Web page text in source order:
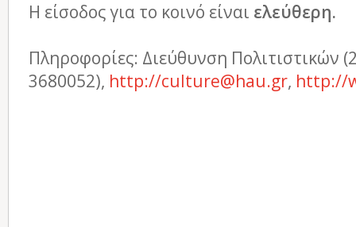
Η είσοδος για το κοινό είναι ελεύθερη.
Πληροφορίες: Διεύθυνση Πολιτιστικών
3680052), http://culture@hau.gr, http://